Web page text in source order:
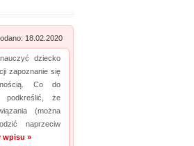
18.02.2020
dziecko
zapoznanie się
Co do
podkreślić, że
(można
naprzeciw
wpisu »